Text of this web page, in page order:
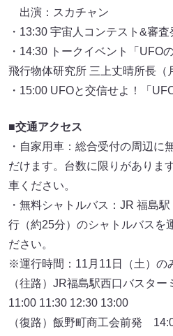
出演：スカチャン
・13:30 宇宙人コンテスト&審査
・14:30 トークイベント「UFO
飛行物体研究所 三上丈晴所長（
・15:00 UFOと交信せよ！「
■交通アクセス
・自家用車：総合受付の周辺に
だけます。台数に限りがありま
車ください。
・無料シャトルバス：JR 福島
行（約25分）のシャトルバスを
ださい。
※運行時間：11月11日（土）の
（往路）JR福島駅西口バスタ
11:00 11:30 12:30 13:00
（復路）飯野町商工会前発